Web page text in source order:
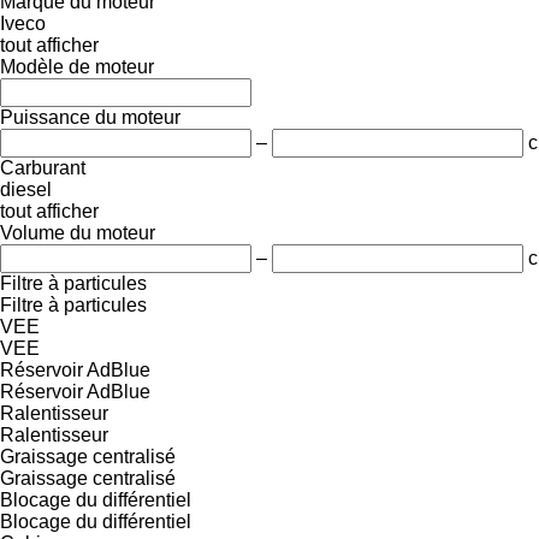
Iveco
tout afficher
Modèle de moteur
Puissance du moteur
–
Carburant
diesel
tout afficher
Volume du moteur
–
Filtre à particules
Filtre à particules
VEE
VEE
Réservoir AdBlue
Réservoir AdBlue
Ralentisseur
Ralentisseur
Graissage centralisé
Graissage centralisé
Blocage du différentiel
Blocage du différentiel